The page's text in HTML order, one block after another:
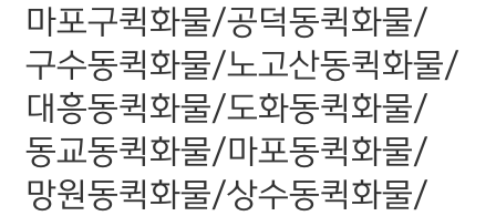
마포구퀵화물/공덕동퀵화물/
구수동퀵화물/노고산동퀵화물/
대흥동퀵화물/도화동퀵화물/
동교동퀵화물/마포동퀵화물/
망원동퀵화물/상수동퀵화물/
마포구퀵화물/
공덕동퀵화물/
구수동퀵화물/
노고산동퀵화물/
대흥동퀵화물/
도화동퀵화물/
동교동퀵화물/
마포동퀵화물/
망원동퀵화물/
상수동퀵화물/